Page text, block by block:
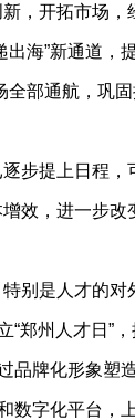
，开拓市场
”新通道，
部通航，巩
提上日程，
效，进一步改
是人才的对
“郑州人才日
品牌化形象
数字化平台，